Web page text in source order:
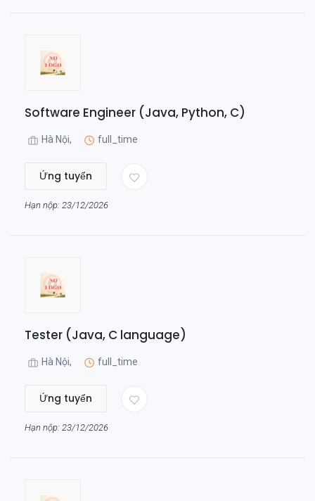
Software Engineer (Java, Python, C)
Hà Nội, full_time
Ứng tuyển
Hạn nộp: 23/12/2026
Tester (Java, C language)
Hà Nội, full_time
Ứng tuyển
Hạn nộp: 23/12/2026